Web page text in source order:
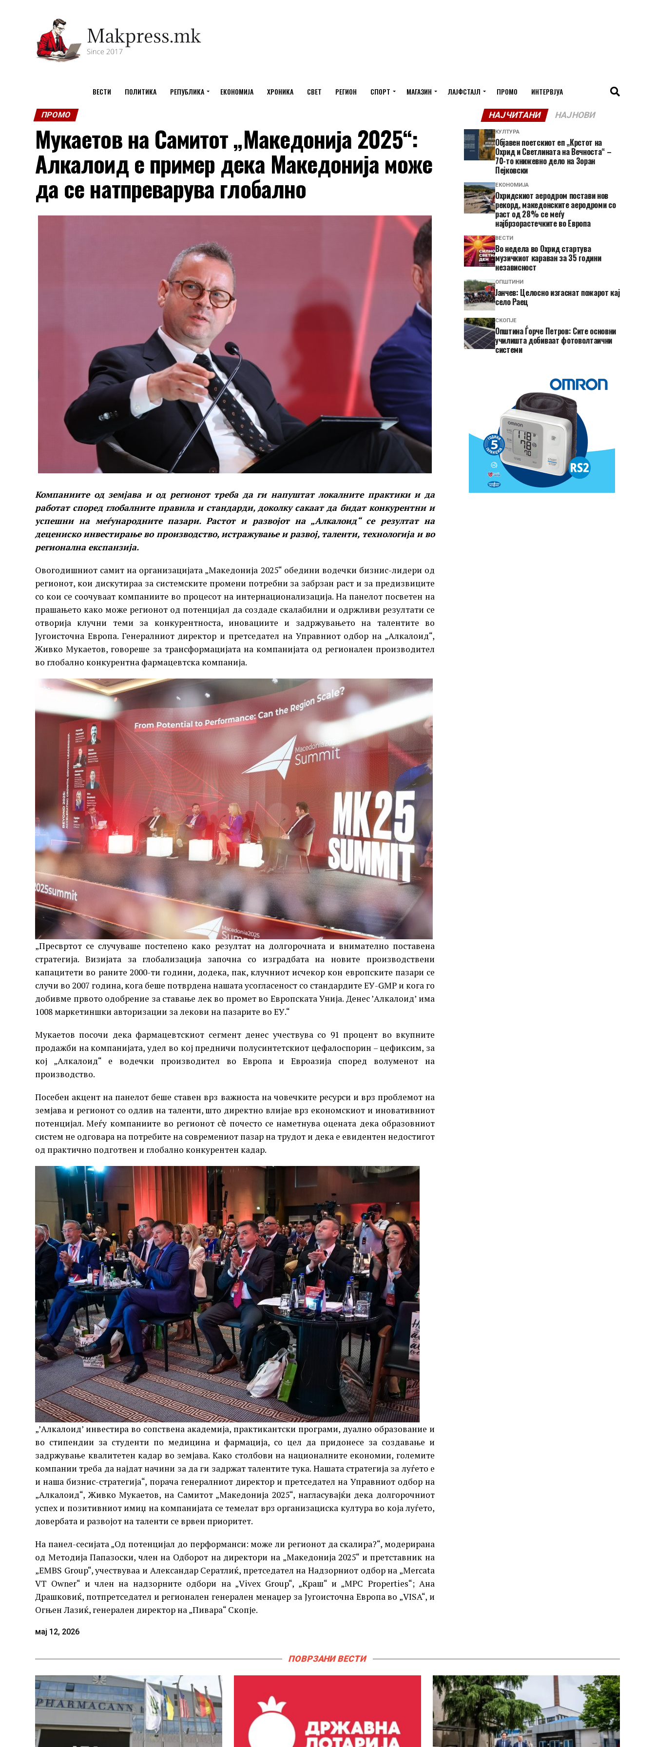
ВЕСТИ ПОЛИТИКА РЕПУБЛИКА ЕКОНОМИЈА ХРОНИКА СВЕТ РЕГИОН СПОРТ МАГАЗИН ЛАЈФСТАЈЛ ПРОМО ИНТЕРВЈУА
ПРОМО
Мукаетов на Самитот „Македонија 2025“:
Алкалоид е пример дека Македонија може
да се натпреварува глобално
Компаниите од земјава и од регионот треба да ги напуштат локалните практики и да
работат според глобалните правила и стандарди, доколку сакаат да бидат конкурентни и
успешни на меѓународните пазари. Растот и развојот на „Алкалоид“ се резултат на
децениско инвестирање во производство, истражување и развој, таленти, технологија и во
регионална експанзија.
Овогодишниот самит на организацијата „Македонија 2025“ обедини водечки бизнис-лидери од
регионот, кои дискутираа за системските промени потребни за забрзан раст и за предизвиците
со кои се соочуваат компаниите во процесот на интернационализација. На панелот посветен на
прашањето како може регионот од потенцијал да создаде скалабилни и одржливи резултати се
отворија клучни теми за конкурентноста, иновациите и задржувањето на талентите во
Југоисточна Европа. Генералниот директор и претседател на Управниот одбор на „Алкалоид“,
Живко Мукаетов, говореше за трансформацијата на компанијата од регионален производител
во глобално конкурентна фармацевтска компанија.
„Пресвртот се случуваше постепено како резултат на долгорочната и внимателно поставена
стратегија. Визијата за глобализација започна со изградбата на новите производствени
капацитети во раните 2000-ти години, додека, пак, клучниот исчекор кон европските пазари се
случи во 2007 година, кога беше потврдена нашата усогласеност со стандардите ЕУ-GMP и кога го
добивме првото одобрение за ставање лек во промет во Европската Унија. Денес ’Алкалоид’ има
1008 маркетиншки авторизации за лекови на пазарите во ЕУ.“
Мукаетов посочи дека фармацевтскиот сегмент денес учествува со 91 процент во вкупните
продажби на компанијата, удел во кој предничи полусинтетскиот цефалоспорин – цефиксим, за
кој „Алкалоид“ е водечки производител во Европа и Евроазија според волуменот на
производство.
Посебен акцент на панелот беше ставен врз важноста на човечките ресурси и врз проблемот на
земјава и регионот со одлив на таленти, што директно влијае врз економскиот и иновативниот
потенцијал. Меѓу компаниите во регионот сѐ почесто се наметнува оцената дека образовниот
систем не одговара на потребите на современиот пазар на трудот и дека е евидентен недостигот
од практично подготвен и глобално конкурентен кадар.
„’Алкалоид’ инвестира во сопствена академија, практикантски програми, дуално образование и
во стипендии за студенти по медицина и фармација, со цел да придонесе за создавање и
задржување квалитетен кадар во земјава. Како столбови на националните економии, големите
компании треба да најдат начини за да ги задржат талентите тука. Нашата стратегија за луѓето е
и наша бизнис-стратегија“, порача генералниот директор и претседател на Управниот одбор на
„Алкалоид“, Живко Мукаетов, на Самитот „Македонија 2025“, нагласувајќи дека долгорочниот
успех и позитивниот имиџ на компанијата се темелат врз организациска култура во која луѓето,
довербата и развојот на таленти се врвен приоритет.
На панел-сесијата „Од потенцијал до перформанси: може ли регионот да скалира?“, модерирана
од Методија Папазоски, член на Одборот на директори на „Македонија 2025“ и претставник на
„EMBS Group“, учествуваа и Александар Сератлиќ, претседател на Надзорниот одбор на „Mercata
VT Owner“ и член на надзорните одбори на „Vivex Group“, „Краш“ и „MPC Properties“; Ана
Драшковиќ, потпретседател и регионален генерален менаџер за Југоисточна Европа во „VISA“, и
Огњен Лазиќ, генерален директор на „Пивара“ Скопје.
мај 12, 2026
НАЈЧИТАНИ НАЈНОВИ
КУЛТУРА
Објавен поетскиот еп „Крстот на
Охрид и Светлината на Вечноста“ –
70-то книжевно дело на Зоран
Пејковски
ЕКОНОМИЈА
Охридскиот аеродром постави нов
рекорд, македонските аеродроми со
раст од 28% се меѓу
најбрзорастечките во Европа
ВЕСТИ
Во недела во Охрид стартува
музичкиот караван за 35 години
независност
ОПШТИНИ
Јанчев: Целосно изгаснат пожарот кај
село Раец
СКОПЈЕ
Општина Ѓорче Петров: Сите основни
училишта добиваат фотоволтаични
системи
ПОВРЗАНИ ВЕСТИ